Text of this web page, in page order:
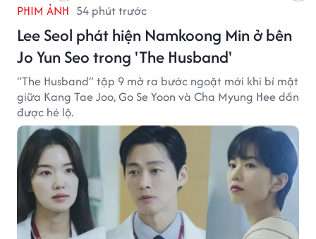
PHIM ẢNH 54 phút trước
Lee Seol phát hiện Namkoong Min ở bên
Jo Yun Seo trong 'The Husband'
“The Husband” tập 9 mở ra bước ngoặt mới khi bí mật
giữa Kang Tae Joo, Go Se Yoon và Cha Myung Hee dần
được hé lộ.